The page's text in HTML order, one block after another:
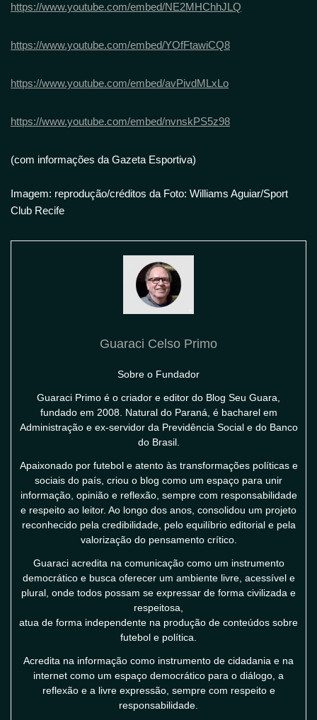
https://www.youtube.com/embed/NE2MHChhJLQ
https://www.youtube.com/embed/YOfFtawiCQ8
https://www.youtube.com/embed/avPivdMLxLo
https://www.youtube.com/embed/nvnskPS5z98
(com informações da Gazeta Esportiva)
Imagem: reprodução/créditos da Foto: Williams Aguiar/Sport
Club Recife
Guaraci Celso Primo
Sobre o Fundador
Guaraci Primo é o criador e editor do Blog Seu Guara,
fundado em 2008. Natural do Paraná, é bacharel em
Administração e ex-servidor da Previdência Social e do Banco
do Brasil.
Apaixonado por futebol e atento às transformações políticas e
sociais do país, criou o blog como um espaço para unir
informação, opinião e reflexão, sempre com responsabilidade
e respeito ao leitor. Ao longo dos anos, consolidou um projeto
reconhecido pela credibilidade, pelo equilíbrio editorial e pela
valorização do pensamento crítico.
Guaraci acredita na comunicação como um instrumento
democrático e busca oferecer um ambiente livre, acessível e
plural, onde todos possam se expressar de forma civilizada e
respeitosa,
atua de forma independente na produção de conteúdos sobre
futebol e política.
Acredita na informação como instrumento de cidadania e na
internet como um espaço democrático para o diálogo, a
reflexão e a livre expressão, sempre com respeito e
responsabilidade.